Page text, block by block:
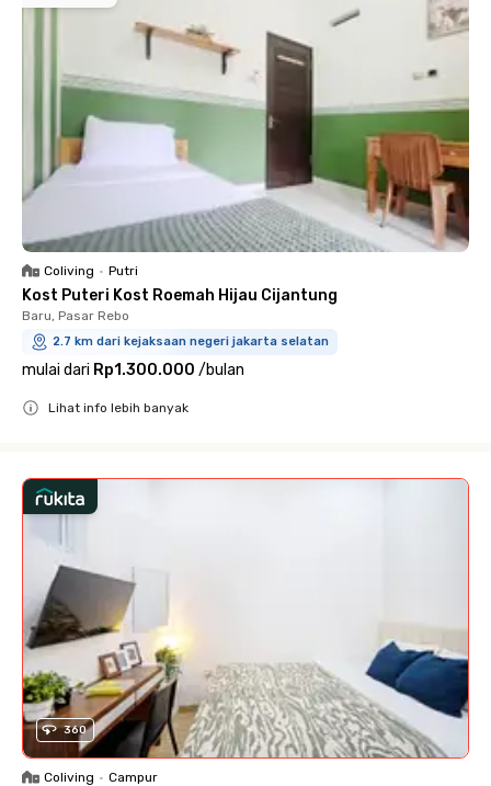
Coliving • Putri
Kost Puteri Kost Roemah Hijau Cijantung
Baru, Pasar Rebo
2.7 km dari kejaksaan negeri jakarta selatan
mulai dari Rp1.300.000 /bulan
Lihat info lebih banyak
360
Coliving • Campur